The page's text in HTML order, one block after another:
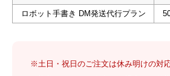
ロボット手書き DM発送代行プラン
※土日・祝日のご注文は休み明けの対